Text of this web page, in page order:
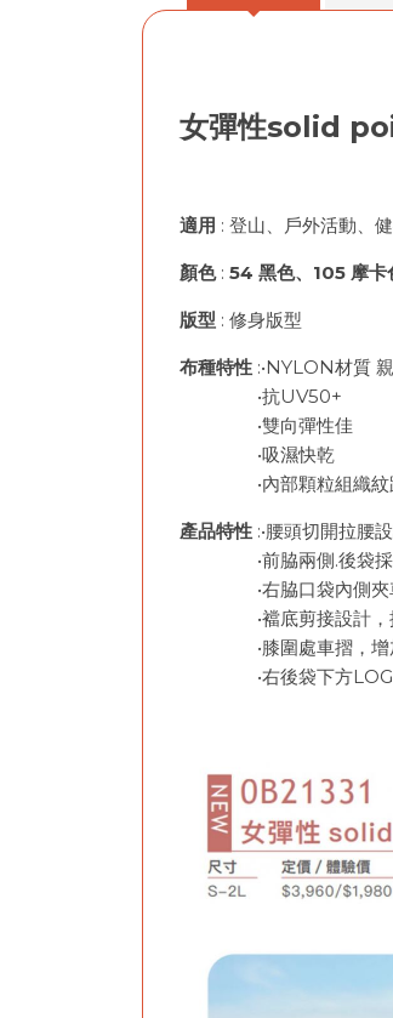
女彈性solid
適用 : 登山、戶外活動、
顏色: 54 黑色、105 摩卡
版型 : 修身版型
布種特性 :•NYLON材質
•抗UV50+
•雙向彈性佳
•吸濕快乾
•內部顆粒組織紋路
產品特性 :•腰頭切開拉腰
•前脇兩側.後袋採用
•右脇口袋內側夾車V
•襠底剪接設計，提
•膝圍處車摺，增
•右後袋下方